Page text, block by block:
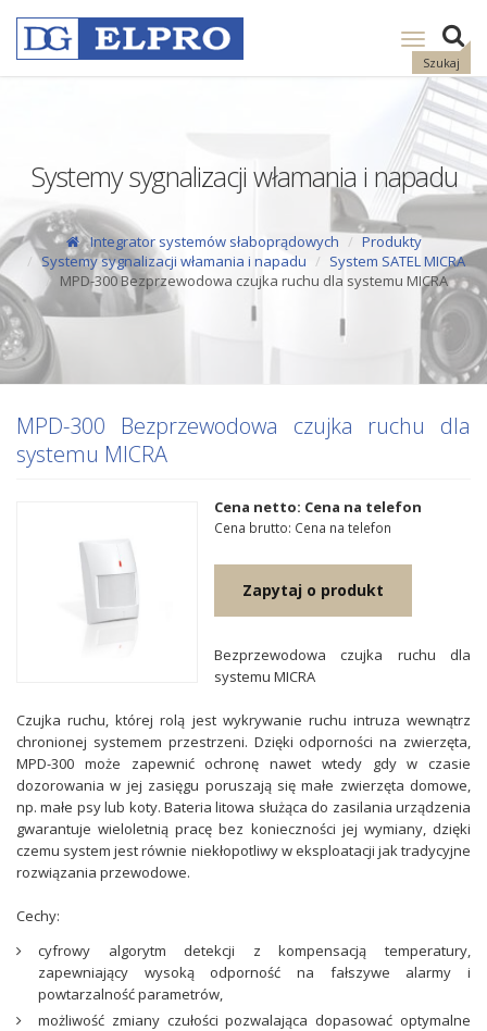
Szukaj
Pokaż
nawigację
Systemy sygnalizacji włamania i napadu
Integrator systemów słaboprądowych
Produkty
Systemy sygnalizacji włamania i napadu
System SATEL MICRA
MPD-300 Bezprzewodowa czujka ruchu dla systemu MICRA
MPD-300 Bezprzewodowa czujka ruchu dla
systemu MICRA
Cena netto: Cena na telefon
Cena brutto: Cena na telefon
Zapytaj o produkt
Bezprzewodowa czujka ruchu dla
systemu MICRA
Czujka ruchu, której rolą jest wykrywanie ruchu intruza wewnątrz
chronionej systemem przestrzeni. Dzięki odporności na zwierzęta,
MPD-300 może zapewnić ochronę nawet wtedy gdy w czasie
dozorowania w jej zasięgu poruszają się małe zwierzęta domowe,
np. małe psy lub koty. Bateria litowa służąca do zasilania urządzenia
gwarantuje wieloletnią pracę bez konieczności jej wymiany, dzięki
czemu system jest równie niekłopotliwy w eksploatacji jak tradycyjne
rozwiązania przewodowe.
Cechy:
cyfrowy algorytm detekcji z kompensacją temperatury,
zapewniający wysoką odporność na fałszywe alarmy i
powtarzalność parametrów,
możliwość zmiany czułości pozwalająca dopasować optymalne